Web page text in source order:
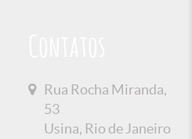
Rua Rocha Miranda,
53
Usina, Rio de Janeiro